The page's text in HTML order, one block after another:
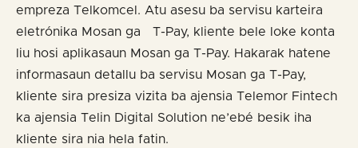
empreza Telkomcel. Atu asesu ba servisu karteira
eletrónika Mosan ga T-Pay, kliente bele loke konta
liu hosi aplikasaun Mosan ga T-Pay. Hakarak hatene
informasaun detallu ba servisu Mosan ga T-Pay,
kliente sira presiza vizita ba ajensia Telemor Fintech
ka ajensia Telin Digital Solution ne’ebé besik iha
kliente sira nia hela fatin.